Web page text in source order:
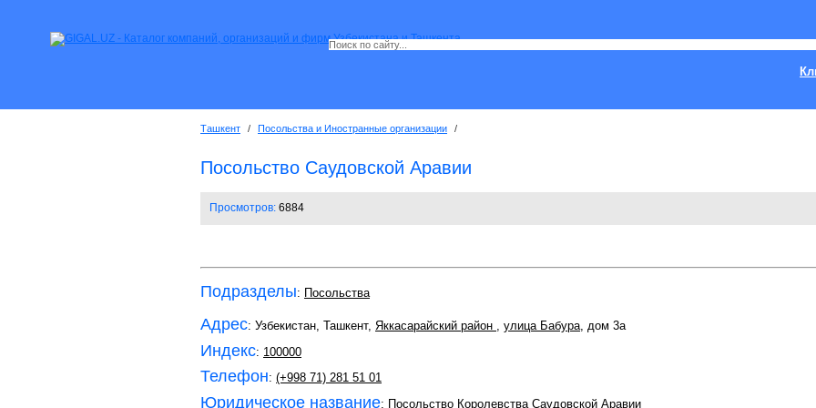
Ташкент / Посольства и Иностранные организации /
Посольство Саудовской Аравии
Просмотров: 6884
Подразделы: Посольства
Адрес: Узбекистан, Ташкент, Яккасарайский район , улица Бабура, дом 3а
Индекс: 100000
Телефон: (+998 71) 281 51 01
Юридическое название: Посольство Королевства Саудовской Аравии